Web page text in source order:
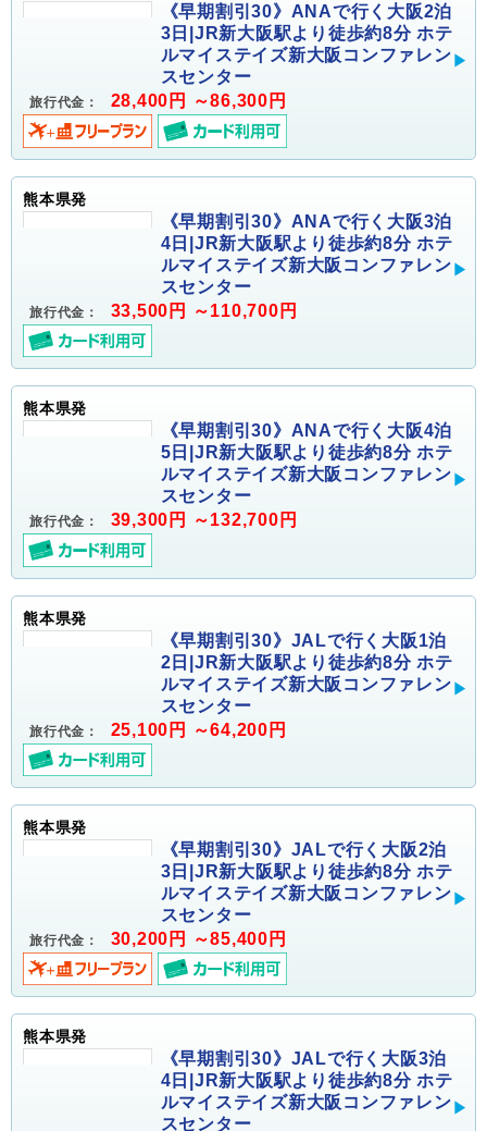
《早期割引30》ANAで行く大阪2泊
3日|JR新大阪駅より徒歩約8分 ホテ
ルマイステイズ新大阪コンファレン
スセンター
旅行代金： 28,400円 ～86,300円
熊本県発
《早期割引30》ANAで行く大阪3泊
4日|JR新大阪駅より徒歩約8分 ホテ
ルマイステイズ新大阪コンファレン
スセンター
旅行代金： 33,500円 ～110,700円
熊本県発
《早期割引30》ANAで行く大阪4泊
5日|JR新大阪駅より徒歩約8分 ホテ
ルマイステイズ新大阪コンファレン
スセンター
旅行代金： 39,300円 ～132,700円
熊本県発
《早期割引30》JALで行く大阪1泊
2日|JR新大阪駅より徒歩約8分 ホテ
ルマイステイズ新大阪コンファレン
スセンター
旅行代金： 25,100円 ～64,200円
熊本県発
《早期割引30》JALで行く大阪2泊
3日|JR新大阪駅より徒歩約8分 ホテ
ルマイステイズ新大阪コンファレン
スセンター
旅行代金： 30,200円 ～85,400円
熊本県発
《早期割引30》JALで行く大阪3泊
4日|JR新大阪駅より徒歩約8分 ホテ
ルマイステイズ新大阪コンファレン
スセンター